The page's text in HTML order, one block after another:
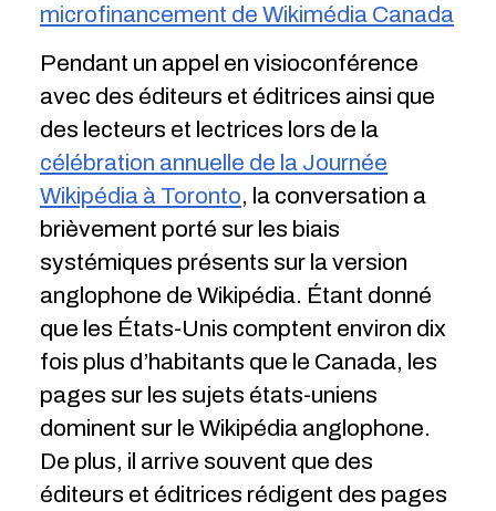
microfinancement de Wikimédia Canada
Pendant un appel en visioconférence
avec des éditeurs et éditrices ainsi que
des lecteurs et lectrices lors de la
célébration annuelle de la Journée
Wikipédia à Toronto, la conversation a
brièvement porté sur les biais
systémiques présents sur la version
anglophone de Wikipédia. Étant donné
que les États-Unis comptent environ dix
fois plus d’habitants que le Canada, les
pages sur les sujets états-uniens
dominent sur le Wikipédia anglophone.
De plus, il arrive souvent que des
éditeurs et éditrices rédigent des pages